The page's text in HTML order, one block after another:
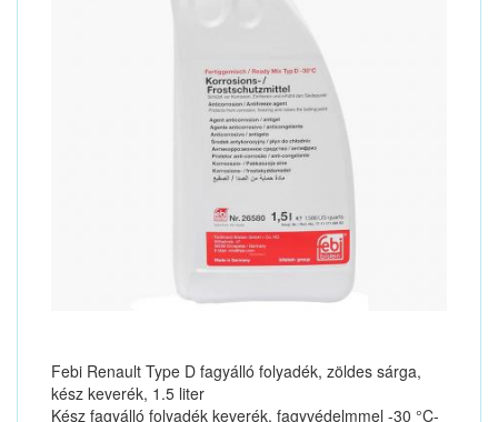
Febi Renault Type D fagyálló folyadék, zöldes sárga,
kész keverék, 1.5 liter
Kész fagyálló folyadék keverék, fagyvédelmmel -30 °C-